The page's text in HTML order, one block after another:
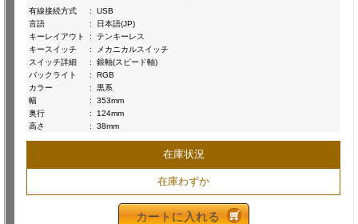
有線接続方式
:
USB
言語
:
日本語(JP)
キーレイアウト
:
テンキーレス
キースイッチ
:
メカニカルスイッチ
スイッチ詳細
:
銀軸(スピード軸)
バックライト
:
RGB
カラー
:
黒系
幅
:
353mm
奥行
:
124mm
高さ
: 38mm
在庫状況
在庫わずか
カートに入れる